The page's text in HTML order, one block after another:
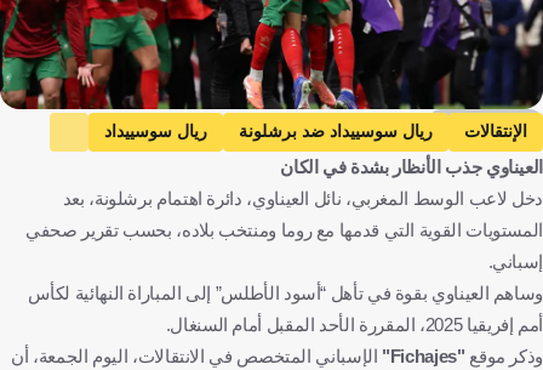
Getty Images
الإنتقالات ريال سوسييداد ضد برشلونة
ريال سوسييداد
برشلونة
الدوري الإسباني
السنغال
المغرب كأس أمم إفريقيا
نيل العيناوي
إسبانيا السنغال كرة قدم
العيناوي جذب الأنظار بشدة في الكان
دخل لاعب الوسط المغربي، نائل العيناوي، دائرة اهتمام برشلونة، بعد
المستويات القوية التي قدمها مع روما ومنتخب بلاده، بحسب تقرير صحفي
إسباني.
وساهم العيناوي بقوة في تأهل “أسود الأطلس” إلى المباراة النهائية لكأس
أمم إفريقيا 2025، المقررة الأحد المقبل أمام السنغال.
وذكر موقع "Fichajes"
الإسباني المتخصص في الانتقالات، اليوم الجمعة، أن